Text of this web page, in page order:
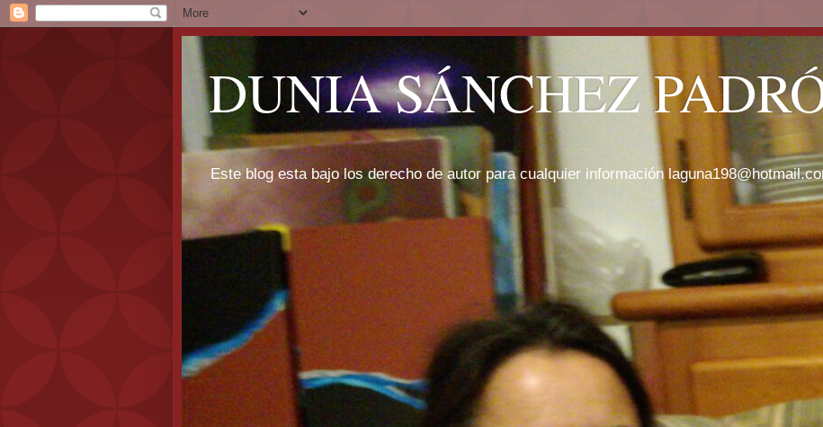
DUNIA SÁNCHEZ
Este blog esta bajo los derecho de autor para cualquier información